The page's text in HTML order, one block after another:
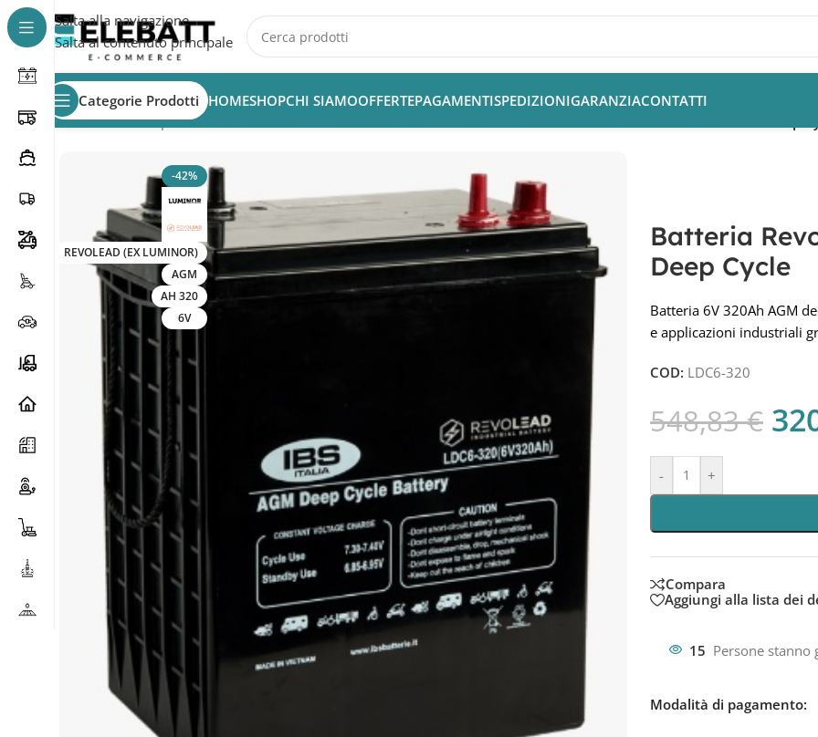
Salta alla navigazione
Salta al contenuto principale
Categorie Prodotti HOMESHOPCHI SIAMOOFFERTEPAGAMENTISPEDIZIONIGARANZIACONTATTI
Home/Batterie per Fotovoltaico
-42%
REVOLEAD (EX LUMINOR)
AGM
AH 320
6V
Batteria
Deep Cycle
Batteria 6V 320Ah AGM
e applicazioni industriali
COD: LDC6-320
548,83€
- +
Compara
Aggiungi alla lista dei
15 Persone
Modalità di pagamento: